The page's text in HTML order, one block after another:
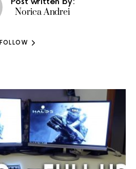
Norica Andrei
FOLLOW